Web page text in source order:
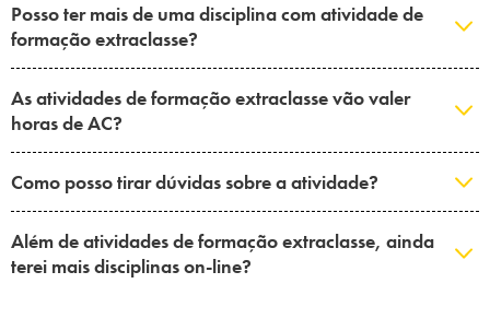
Posso ter mais de uma disciplina com atividade de
formação extraclasse?
As atividades de formação extraclasse vão valer
horas de AC?
Como posso tirar dúvidas sobre a atividade?
Além de atividades de formação extraclasse, ainda
terei mais disciplinas on-line?